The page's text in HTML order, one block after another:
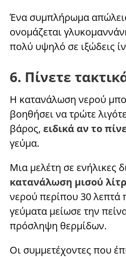
Ένα συμπλήρωμα
ονομάζεται
πολύ υψηλό σε ιξώδεις
6. Πίνετε
Η κατανάλωση νερού
βοηθήσει να τρώτε
βάρος, ειδικά αν το
γεύμα.
Μια μελέτη σε ενήλικες
κατανάλωση μισού
νερού περίπου 30 λεπτά
γεύματα μείωσε την
πρόσληψη θερμίδων.
Οι συμμετέχοντες που